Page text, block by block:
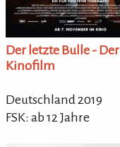
Der letzte Bulle - Der
Kinofilm
Deutschland 2019
FSK: ab 12 Jahre